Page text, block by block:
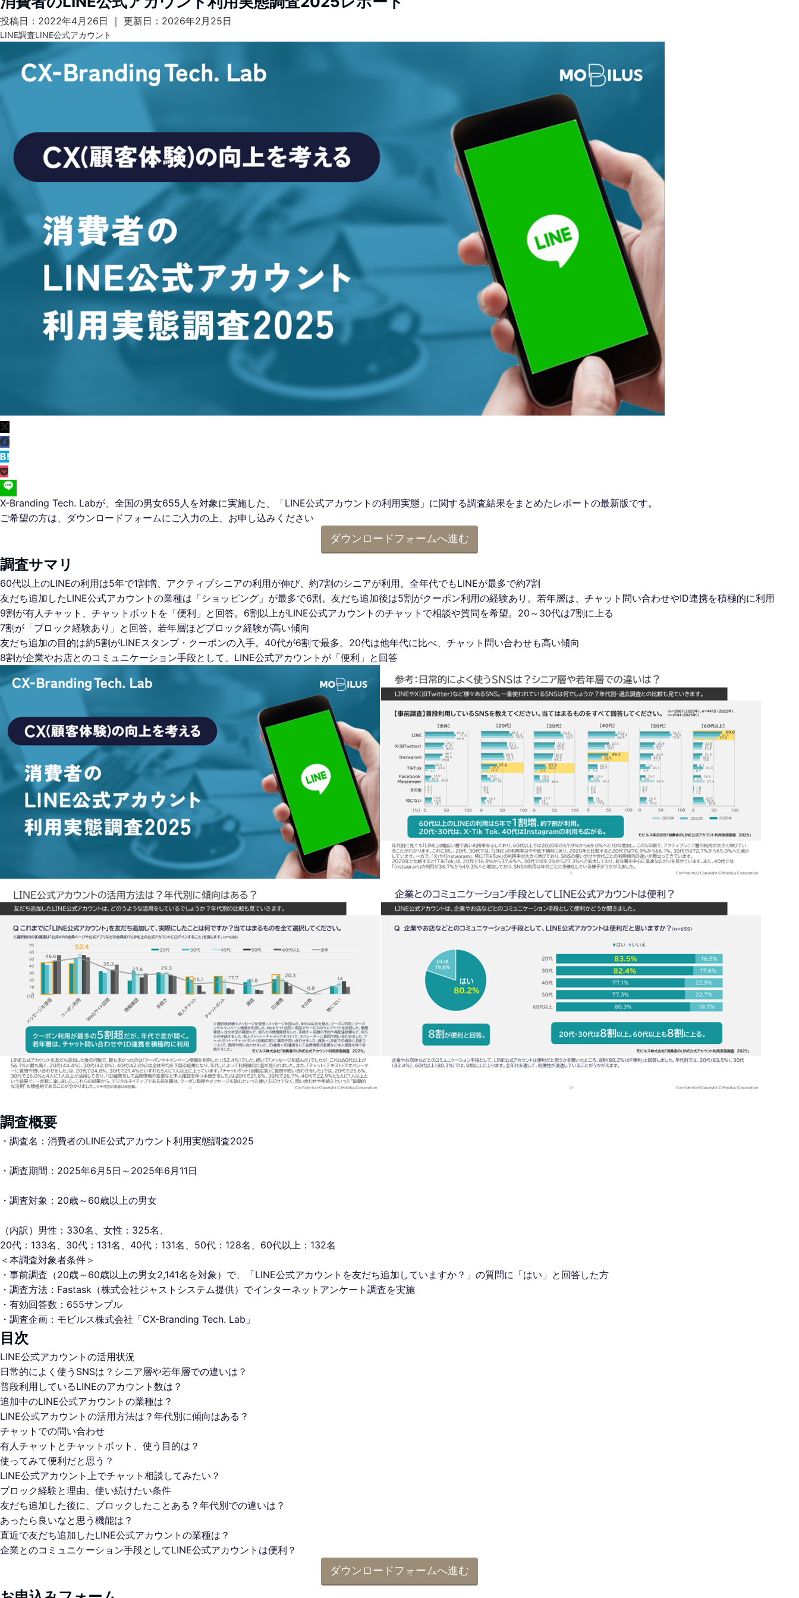
投稿日：2022年4月26日 ｜ 更新日：2026年2月25日
LINE調査LINE公式アカウント
X-Branding Tech. Labが、全国の男女655人を対象に実施した、「LINE公式アカウントの利用実態」に関する調査結果をまとめたレポートの最新版です。
ご希望の方は、ダウンロードフォームにご入力の上、お申し込みください
ダウンロードフォームへ進む
調査サマリ
60代以上のLINEの利用は5年で1割増、アクティブシニアの利用が伸び、約7割のシニアが利用。全年代でもLINEが最多で約7割
友だち追加したLINE公式アカウントの業種は「ショッピング」が最多で6割。友だち追加後は5割がクーポン利用の経験あり。若年層は、チャット問い合わせやID連携を積極的に利用
9割が有人チャット、チャットボットを「便利」と回答。6割以上がLINE公式アカウントのチャットで相談や質問を希望。20～30代は7割に上る
7割が「ブロック経験あり」と回答。若年層ほどブロック経験が高い傾向
友だち追加の目的は約5割がLINEスタンプ・クーポンの入手。40代が6割で最多。20代は他年代に比べ、チャット問い合わせも高い傾向
8割が企業やお店とのコミュニケーション手段として、LINE公式アカウントが「便利」と回答
調査概要
・調査名：消費者のLINE公式アカウント利用実態調査2025
・調査期間：2025年6月5日～2025年6月11日
・調査対象：20歳～60歳以上の男女
（内訳）男性：330名、女性：325名、
20代：133名、30代：131名、40代：131名、50代：128名、60代以上：132名
＜本調査対象者条件＞
・事前調査（20歳～60歳以上の男女2,141名を対象）で、「LINE公式アカウントを友だち追加していますか？」の質問に「はい」と回答した方
・調査方法：Fastask（株式会社ジャストシステム提供）でインターネットアンケート調査を実施
・有効回答数：655サンプル
・調査企画：モビルス株式会社「CX-Branding Tech. Lab」
目次
LINE公式アカウントの活用状況
日常的によく使うSNSは？シニア層や若年層での違いは？
普段利用しているLINEのアカウント数は？
追加中のLINE公式アカウントの業種は？
LINE公式アカウントの活用方法は？年代別に傾向はある？
チャットでの問い合わせ
有人チャットとチャットボット、使う目的は？
使ってみて便利だと思う？
LINE公式アカウント上でチャット相談してみたい？
ブロック経験と理由、使い続けたい条件
友だち追加した後に、ブロックしたことある？年代別での違いは？
あったら良いなと思う機能は？
直近で友だち追加したLINE公式アカウントの業種は？
企業とのコミュニケーション手段としてLINE公式アカウントは便利？
ダウンロードフォームへ進む